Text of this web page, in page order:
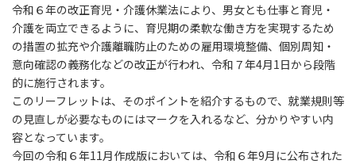
令和６年の改正育児・介護休業法により、男女とも仕事と育児・
介護を両立できるように、育児期の柔軟な働き方を実現するため
の措置の拡充や介護離職防止のための雇用環境整備、個別周知・
意向確認の義務化などの改正が行われ、令和７年4月1日から段階
的に施行されます。
このリーフレットは、そのポイントを紹介するもので、就業規則等
の見直しが必要なものにはマークを入れるなど、分かりやすい内
容となっています。
今回の令和６年11月作成版においては、令和６年9月に公布された